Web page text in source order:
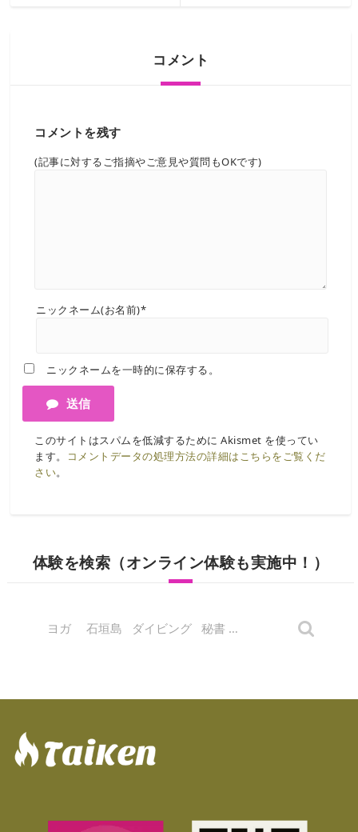
コメント
コメントを残す
(記事に対するご指摘やご意見や質問もOKです)
ニックネーム(お名前)*
ニックネームを一時的に保存する。
送信
このサイトはスパムを低減するために Akismet を使ってい
ます。
コメントデータの処理方法の詳細はこちらをご覧くだ
さい。
体験を検索（オンライン体験も実施中！）